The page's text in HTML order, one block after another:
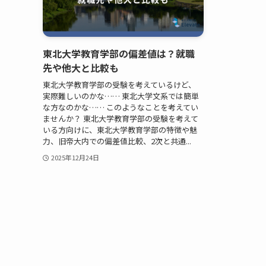
東北大学教育学部の偏差値は？就職
先や他大と比較も
東北大学教育学部の受験を考えているけど、
実際難しいのかな…… 東北大学文系では簡単
な方なのかな…… このようなことを考えてい
ませんか？ 東北大学教育学部の受験を考えて
いる方向けに、東北大学教育学部の特徴や魅
力、旧帝大内での偏差値比較、2次と共通...
2025年12月24日